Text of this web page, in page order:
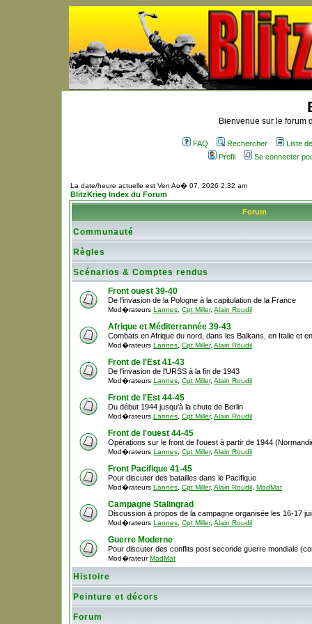
Bienvenue sur le forum
FAQ Rechercher
Liste
Profil
Se connecter
La date/heure actuelle est Ven Ao� 07, 2026 2:32 am
BlitzKrieg Index du Forum
Forum
Communauté
Règles
Scénarios & Comptes rendus
Front ouest 39-40
De l'invasion de la Pologne à la capitulation de la France
Mod�rateurs Lannes Cpt Miller, Alain Roudil
Afrique et Méditerrannée 39-43
Combats en Afrique du nord, dans les Balkans, en Italie et
Mod�rateurs Lannes Cpt Miller, Alain Roudil
Front de l'Est 41-43
De l'invasion de l'URSS à la fin de 1943
Mod�rateurs Lannes Cpt Miller, Alain Roudil
Front de l'Est 44-45
Du début 1944 jusqu'à la chute de Berlin
Mod�rateurs Lannes Cpt Miller, Alain Roudil
Front de l'ouest 44-45
Opérations sur le front de l'ouest à partir de 1944
Mod�rateurs Lannes Cpt Miller, Alain Roudil
Front Pacifique 41-45
Pour discuter des batailles dans le Pacifique
Mod�rateurs Lannes Cpt Miller, Alain Roudil MadMat
Campagne Stalingrad
Discussion à propos de la campagne organisée les 16-17
Mod�rateurs Lannes Cpt Miller, Alain Roudil
Guerre Moderne
Pour discuter des conflits post seconde guerre mondiale
Mod�rateurMadMat
Histoire
Peinture et décors
Forum